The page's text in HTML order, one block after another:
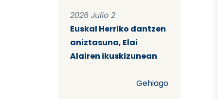
2026 Julio 2
Euskal Herriko dantzen
aniztasuna, Elai
Alairen ikuskizunean
Gehiago